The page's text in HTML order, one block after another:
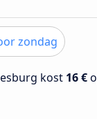
zondag
kost 16 €